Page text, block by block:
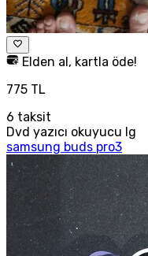
Elden al, kartla öde!
775 TL
6 taksit
Dvd yazıcı okuyucu lg
samsung buds pro3